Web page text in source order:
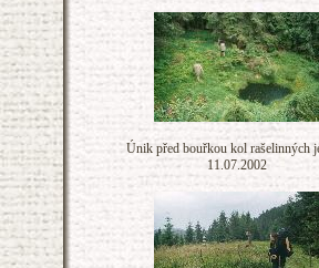
Únik před bouřkou kol rašelinných
11.07.2002